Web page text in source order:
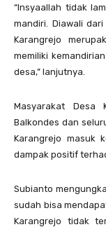
“Insyaallah tidak
mandiri. Diawali
Karangrejo
memiliki
desa,” lanjutnya.
Masyarakat Desa
Balkondes dan
Karangrejo masuk
dampak positif
Subianto
sudah bisa
Karangrejo tidak